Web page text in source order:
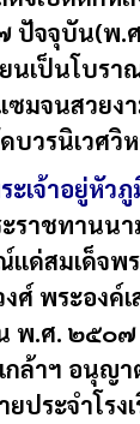
ปัจจุบัน(พ.
นเป็นโบรา
มจนสวยง
วรนิเวศวิ
ะเจ้าอยู่หัว
ราชทานน
ด่สมเด็จพ
พระองค์เ
พ.ศ. ๒๕๐๗
ล้าฯ อนุญา
ยประจำโร